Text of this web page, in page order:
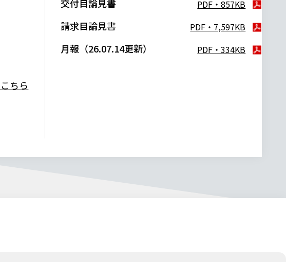
ちら
交付目論見書 PDF・857KB
請求目論見書 PDF・7,597KB
月報（26.07.14更新） PDF・334KB